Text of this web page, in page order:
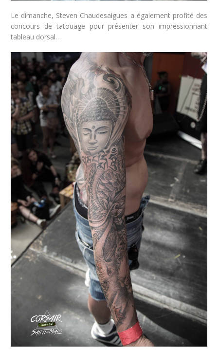
Le dimanche, Steven Chaudesaigues a également profité des
concours de tatouage pour présenter son impressionnant
tableau dorsal…